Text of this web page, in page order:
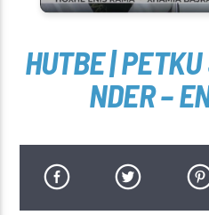
HUTBE |
NDER –